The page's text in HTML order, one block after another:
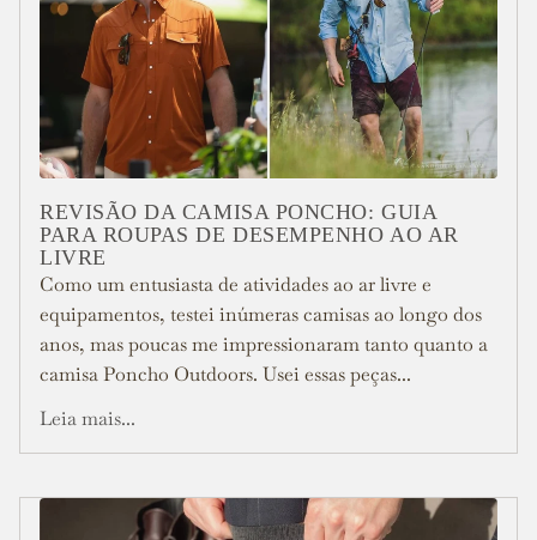
REVISÃO DA CAMISA PONCHO: GUIA
PARA ROUPAS DE DESEMPENHO AO AR
LIVRE
Como um entusiasta de atividades ao ar livre e
equipamentos, testei inúmeras camisas ao longo dos
anos, mas poucas me impressionaram tanto quanto a
camisa Poncho Outdoors. Usei essas peças...
Leia mais...